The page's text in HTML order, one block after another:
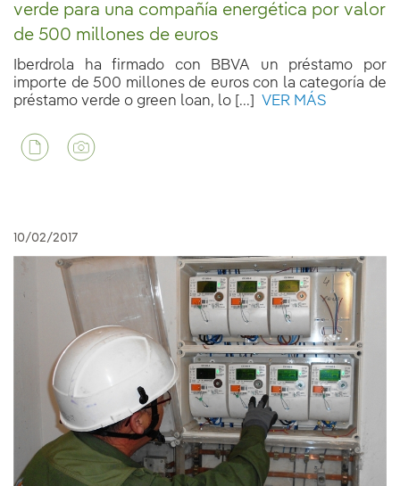
verde para una compañía energética por valor
de 500 millones de euros
Iberdrola ha firmado con BBVA un préstamo por
importe de 500 millones de euros con la categoría de
préstamo verde o green loan, lo [...]
VER MÁS
10/02/2017